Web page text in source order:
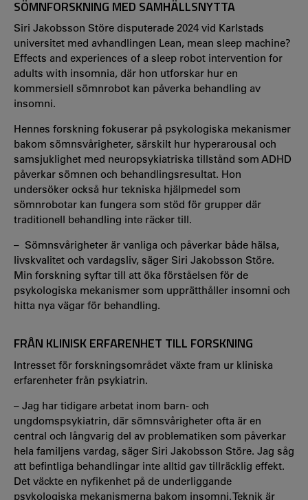
SÖMNFORSKNING MED SAMHÄLLSNYTTA
Siri Jakobsson Störe disputerade 2024 vid Karlstads
universitet med avhandlingen Lean, mean sleep machine?
Effects and experiences of a sleep robot intervention for
adults with insomnia, där hon utforskar hur en
kommersiell sömnrobot kan påverka behandling av
insomni.
Hennes forskning fokuserar på psykologiska mekanismer
bakom sömnsvårigheter, särskilt hur hyperarousal och
samsjuklighet med neuropsykiatriska tillstånd som ADHD
påverkar sömnen och behandlingsresultat. Hon
undersöker också hur tekniska hjälpmedel som
sömnrobotar kan fungera som stöd för grupper där
traditionell behandling inte räcker till.
– Sömnsvårigheter är vanliga och påverkar både hälsa,
livskvalitet och vardagsliv, säger Siri Jakobsson Störe.
Min forskning syftar till att öka förståelsen för de
psykologiska mekanismer som upprätthåller insomni och
hitta nya vägar för behandling.
FRÅN KLINISK ERFARENHET TILL FORSKNING
Intresset för forskningsområdet växte fram ur kliniska
erfarenheter från psykiatrin.
– Jag har tidigare arbetat inom barn- och
ungdomspsykiatrin, där sömnsvårigheter ofta är en
central och långvarig del av problematiken som påverkar
hela familjens vardag, säger Siri Jakobsson Störe. Jag såg
att befintliga behandlingar inte alltid gav tillräcklig effekt.
Det väckte en nyfikenhet på de underliggande
psykologiska mekanismerna bakom insomni. Teknik är